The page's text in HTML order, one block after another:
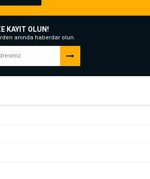
KAYIT OLUN!
anında haberdar olun.